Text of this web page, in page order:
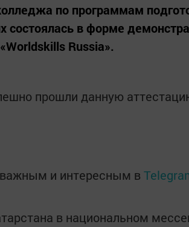
по программам
состоялась в форме
Russia».
прошли данную
и интересным в
в национальном